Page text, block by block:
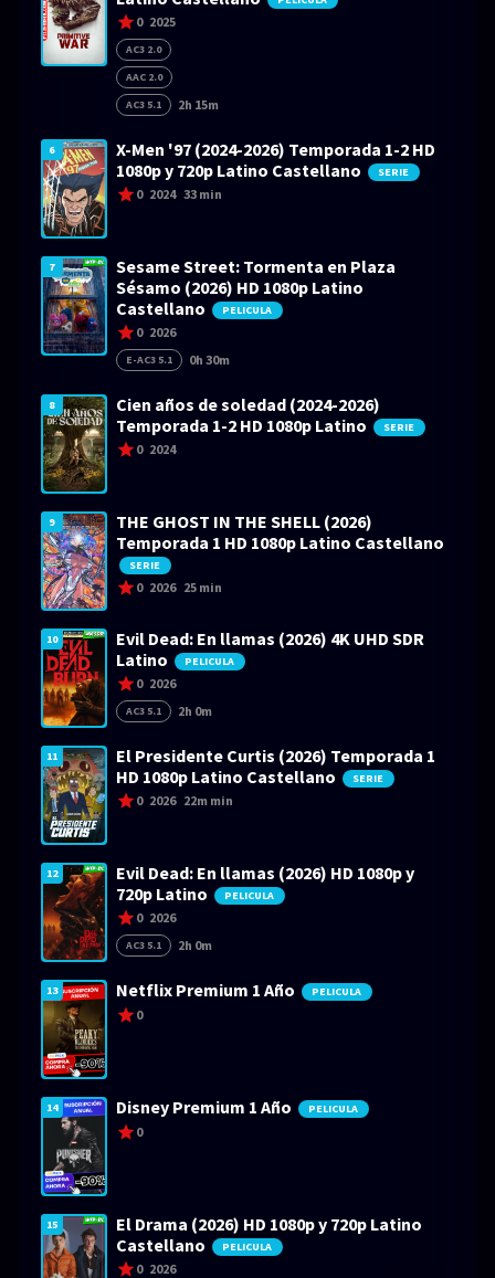
0 2025
AC3 2.0
AAC 2.0
AC3 5.1
2h 15m
6
X-Men '97 (2024-2026) Temporada 1-2 HD
1080p y 720p Latino Castellano
SERIE
0 2024 33 min
7
Sesame Street: Tormenta en Plaza
Sésamo (2026) HD 1080p Latino
Castellano
PELICULA
0 2026
E-AC3 5.1 0h 30m
8
Cien años de soledad (2024-2026)
Temporada 1-2 HD 1080p Latino
SERIE
0 2024
9
THE GHOST IN THE SHELL (2026)
Temporada 1 HD 1080p Latino Castellano
SERIE
0 2026 25 min
10
Evil Dead: En llamas (2026) 4K UHD SDR
Latino
PELICULA
0 2026
AC3 5.1 2h 0m
11
El Presidente Curtis (2026) Temporada 1
HD 1080p Latino Castellano
SERIE
0 2026 22m min
12
Evil Dead: En llamas (2026) HD 1080p y
720p Latino
PELICULA
0 2026
AC3 5.1 2h 0m
13 Netflix Premium 1 Año PELICULA
0
14 Disney Premium 1 Año PELICULA
0
15
El Drama (2026) HD 1080p y 720p Latino
Castellano
PELICULA
0 2026